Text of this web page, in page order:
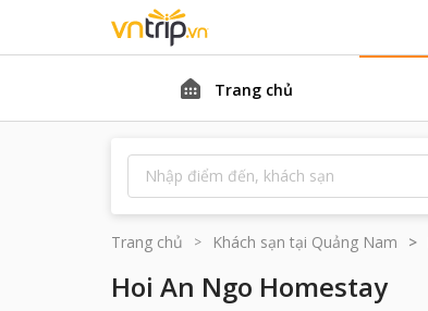
Trang chủ
Trang chủ Khách sạn tại Quảng Nam
Hoi An Ngo Homestay